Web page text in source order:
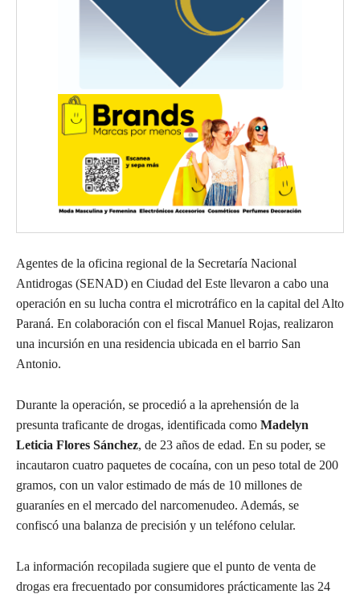
Agentes de la oficina regional de la Secretaría Nacional
Antidrogas (SENAD) en Ciudad del Este llevaron a cabo una
operación en su lucha contra el microtráfico en la capital del Alto
Paraná. En colaboración con el fiscal Manuel Rojas, realizaron
una incursión en una residencia ubicada en el barrio San
Antonio.
Durante la operación, se procedió a la aprehensión de la
presunta traficante de drogas, identificada como Madelyn
Leticia Flores Sánchez, de 23 años de edad. En su poder, se
incautaron cuatro paquetes de cocaína, con un peso total de 200
gramos, con un valor estimado de más de 10 millones de
guaraníes en el mercado del narcomenudeo. Además, se
confiscó una balanza de precisión y un teléfono celular.
La información recopilada sugiere que el punto de venta de
drogas era frecuentado por consumidores prácticamente las 24